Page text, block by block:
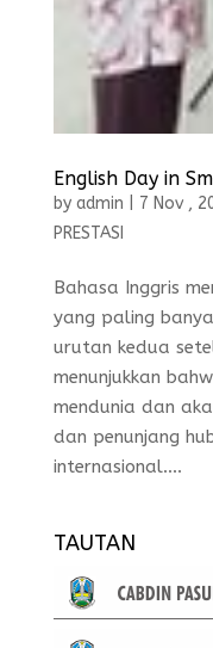
English Day in
by admin 7 Nov ,
PRESTASI
Bahasa Inggris
yang paling
urutan kedua
menunjukkan
mendunia dan
dan penunjang
internasional....
TAUTAN